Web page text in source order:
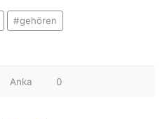
gehören
Anka 0